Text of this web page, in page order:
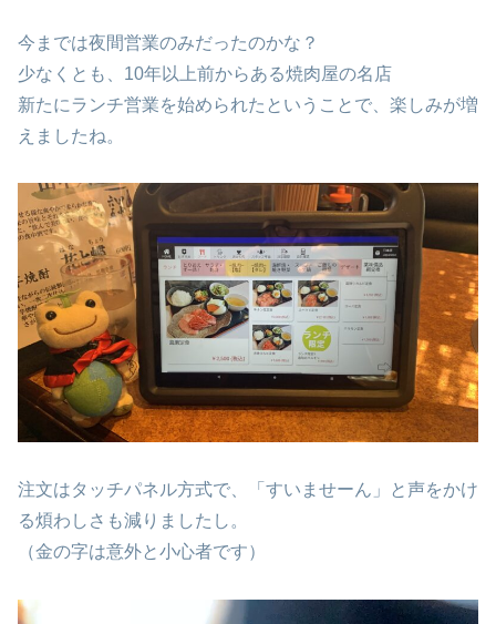
今までは夜間営業のみだったのかな？
少なくとも、10年以上前からある焼肉屋の名店
新たにランチ営業を始められたということで、楽しみが増
えましたね。
注文はタッチパネル方式で、「すいませーん」と声をかけ
る煩わしさも減りましたし。
（金の字は意外と小心者です）